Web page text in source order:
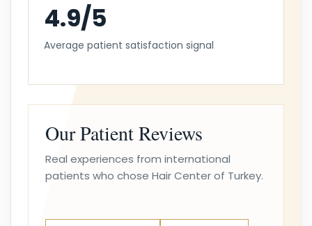
4.9/5
Average patient satisfaction signal
Our Patient Reviews
Real experiences from international
patients who chose Hair Center of Turkey.